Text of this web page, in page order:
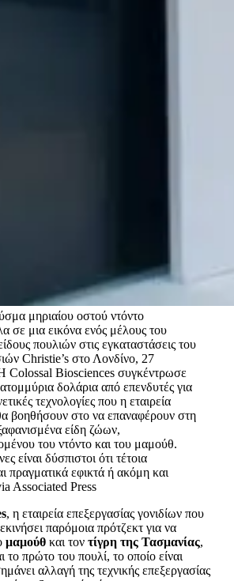
μηριαίου οστού ντόντο
σε μια εικόνα ενός μέλους του
πουλιών στις εγκαταστάσεις του
Christie’s στο Λονδίνο, 27
Colossal Biosciences συγκέντρωσε
δολάρια από επενδυτές για
τεχνολογίες που η εταιρεία
θα βοηθήσουν στο να επαναφέρουν στη
είδη ζώων,
του ντόντο και του μαμούθ.
είναι δύσπιστοι ότι τέτοια
πραγματικά εφικτά ή ακόμη και
Associated Press
, η εταιρεία επεξεργασίας γονιδίων που
παρόμοια πρότζεκτ για να
μαμούθ και τον τίγρη της Τασμανίας,
το πρώτο του πουλί, το οποίο είναι
αλλαγή της τεχνικής επεξεργασίας